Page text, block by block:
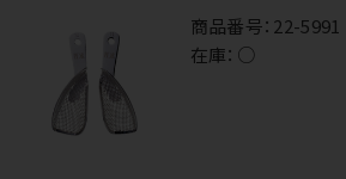
商品番号： 22-5991
在庫： ○